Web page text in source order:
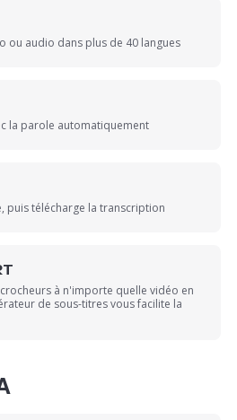
ou audio dans plus de 40 langues
la parole automatiquement
puis télécharge la transcription
à n'importe quelle vidéo en
de sous-titres vous facilite la